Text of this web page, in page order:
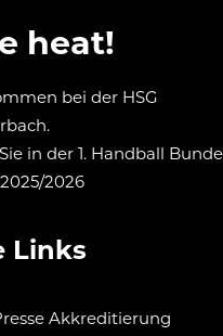
heat!
bei der HSG
in der 1. Handball
2026
Links
Akkreditierung